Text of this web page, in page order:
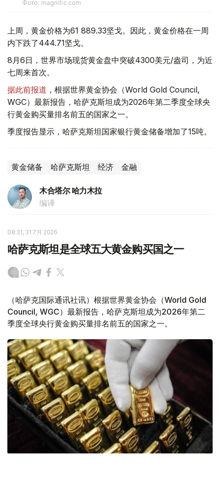
Фото: magnific.com
上周，黄金价格为61 889.33坚戈。因此，黄金价格在一周
内下跌了444.71坚戈。
8月6日，世界市场现货黄金盘中突破4300美元/盎司，为近
七周来首次。
据此前报道 ，根据世界黄金协会（World Gold Council,
WGC）最新报告，哈萨克斯坦成为2026年第二季度全球央
行黄金购买量排名前五的国家之一。
季度报告显示，哈萨克斯坦国家银行黄金储备增加了15吨。
黄金储备 哈萨克斯坦 经济 金融
木合塔尔 哈力木拉
编译
08:31, 31 7月 2026
哈萨克斯坦是全球五大黄金购买国之一
（哈萨克国际通讯社讯）根据世界黄金协会（World Gold
Council, WGC）最新报告，哈萨克斯坦成为2026年第二
季度全球央行黄金购买量排名前五的国家之一。